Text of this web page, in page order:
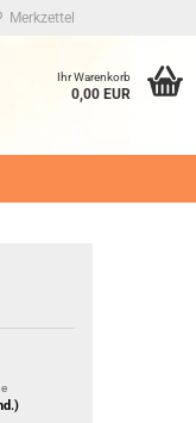
Merkzettel
Ihr Warenkorb
0,00 EUR